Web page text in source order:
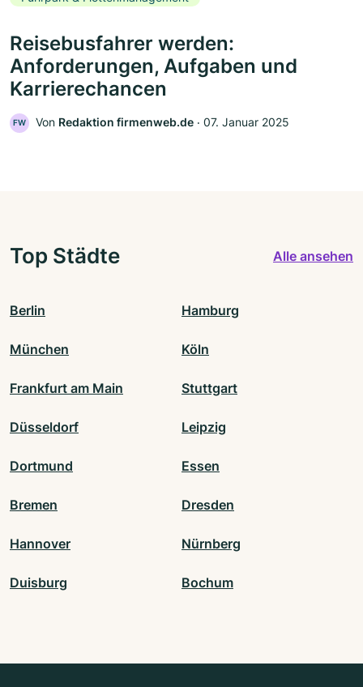
Reisebusfahrer werden:
Anforderungen, Aufgaben und
Karrierechancen
FW Von Redaktion firmenweb.de ‧ 07. Januar 2025
Top Städte Alle ansehen
Berlin Hamburg
München Köln
Frankfurt am Main Stuttgart
Düsseldorf Leipzig
Dortmund Essen
Bremen Dresden
Hannover Nürnberg
Duisburg Bochum